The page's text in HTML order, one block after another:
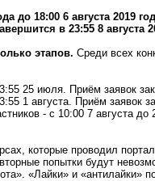
до 18:00 6 августа 2019
в 23:55 8 августа
этапов. Среди всех
25 июля. Приём заявок
1 августа. Приём заявок
- с 10:00 7 августа до
которые проводил
попытки будут
«Лайки» и «антилайки»